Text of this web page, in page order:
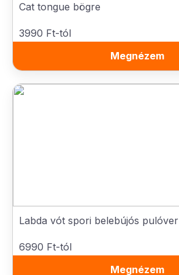
Cat tongue bögre
3990 Ft-tól
Megnézem
Labda vót spori belebújós pulóver
6990 Ft-tól
Megnézem